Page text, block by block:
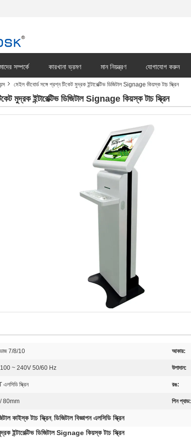
সম্পর্কে কারখানা ভ্রমণ মান নিয়ন্ত্রণ যোগাযোগ করুন
মেইল কীবোর্ড সঙ্গে প্রশ্ন টিকেট মুদ্রক ইন্টারেক্টিভ ডিজিটাল Signage কিয়স্ক টাচ স্ক্রিন
মুদ্রক ইন্টারেক্টিভ ডিজিটাল Signage কিয়স্ক টাচ স্ক্রিন
7/8/10 আকার:
~ 240V 50/60 Hz উপাদান:
স্ক্রিন রঙ:
80mm পিন প্যাড:
কাইস্ক টাচ স্ক্রিন, ডিজিটাল বিজ্ঞাপন এলসিডি স্ক্রিন
ইন্টারেক্টিভ ডিজিটাল Signage কিয়স্ক টাচ স্ক্রিন